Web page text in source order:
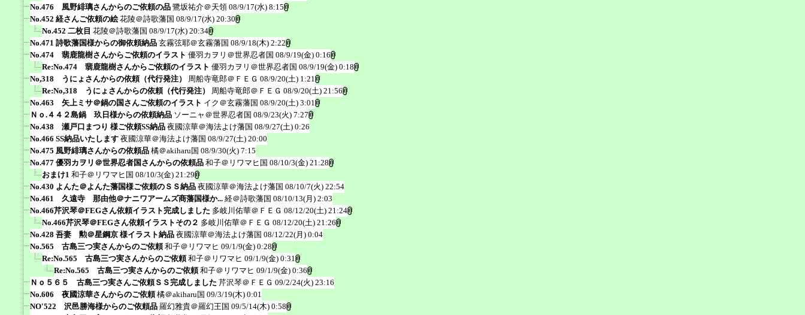
No.476 風野緋璃さんからのご依頼の品 鷺坂祐介＠天領 08/9/17(水) 8:15
No.452 経さんご依頼の絵 花陵＠詩歌藩国 08/9/17(水) 20:30
No.452 二枚目 花陵＠詩歌藩国 08/9/17(水) 20:34
No.471 詩歌藩国様からの御依頼納品 玄霧弦耶＠玄霧藩国 08/9/18(木) 2:22
No.474 翡鹿龍樹さんからご依頼のイラスト 優羽カヲリ＠世界忍者国 08/9/19(金) 0:16
Re:No.474 翡鹿龍樹さんからご依頼のイラスト 優羽カヲリ＠世界忍者国 08/9/19(金) 0:18
No,318 うにょさんからの依頼（代行発注）
周船寺竜郎＠ＦＥＧ 08/9/20(土) 1:21
Re:No,318 うにょさんからの依頼（代行発注）
周船寺竜郎＠ＦＥＧ 08/9/20(土) 21:56
No.463 矢上ミサ＠鍋の国さんご依頼のイラスト イク＠玄霧藩国 08/9/20(土) 3:01
Ｎｏ.４４２島鍋 玖日様からの依頼納品 ソーニャ＠世界忍者国 08/9/23(火) 7:27
No.438 瀬戸口まつり 様ご依頼SS納品 夜國涼華＠海法よけ藩国 08/9/27(土) 0:26
No.466 SS納品いたします 夜國涼華＠海法よけ藩国 08/9/27(土) 20:00
No.475 風野緋璃さんからの依頼品 橘＠akiharu国 08/9/30(火) 7:15
No.477 優羽カヲリ＠世界忍者国さんからの依頼品 和子＠リワマヒ国 08/10/3(金) 21:28
おまけ1 和子＠リワマヒ国 08/10/3(金) 21:29
No.430 よんた＠よんた藩国様ご依頼のＳＳ納品 夜國涼華＠海法よけ藩国 08/10/7(火) 22:54
No.461 久遠寺 那由他＠ナニワアームズ商藩国様か... 経＠詩歌藩国 08/10/13(月) 2:03
No.466芹沢琴＠FEGさん依頼イラスト完成しました 多岐川佑華＠ＦＥＧ 08/12/20(土) 21:24
No.466芹沢琴＠FEGさん依頼イラストその２ 多岐川佑華＠ＦＥＧ 08/12/20(土) 21:26
No.428 吾妻 勲＠星鋼京 様イラスト納品 夜國涼華＠海法よけ藩国 08/12/22(月) 0:04
No.565 古島三つ実さんからのご依頼 和子＠リワマヒ 09/1/9(金) 0:28
Re:No.565 古島三つ実さんからのご依頼 和子＠リワマヒ 09/1/9(金) 0:31
Re:No.565 古島三つ実さんからのご依頼 和子＠リワマヒ 09/1/9(金) 0:36
Ｎｏ５６５ 古島三つ実さんご依頼ＳＳ完成しました 芹沢琴＠ＦＥＧ 09/2/24(火) 23:16
No.606 夜國涼華さんからのご依頼 橘＠akiharu国 09/3/19(木) 0:01
NO'522 沢邑勝海様からのご依頼品 羅幻雅貴＠羅幻王国 09/5/14(木) 0:58